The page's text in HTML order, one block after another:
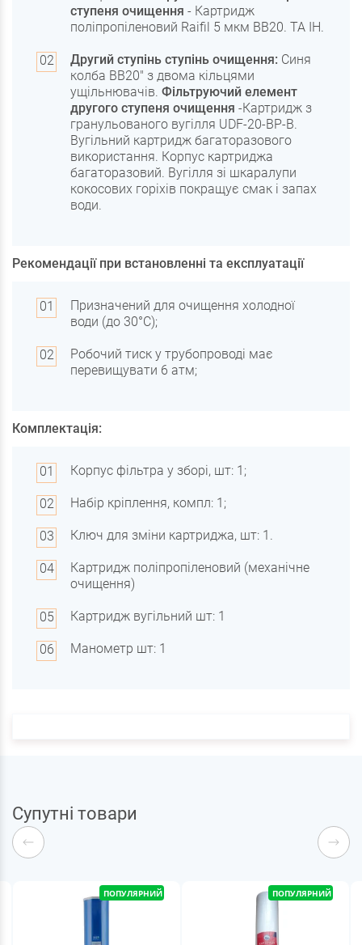
ступеня очищення - Картридж
поліпропіленовий Raifil 5 мкм BB20. ТА ІН.
Другий ступінь ступінь очищення: Синя
колба ВВ20" з двома кільцями
ущільнювачів. Фільтруючий елемент
другого ступеня очищення -Картридж з
гранульованого вугілля UDF-20-BP-B.
Вугільний картридж багаторазового
використання. Корпус картриджа
багаторазовий. Вугілля зі шкаралупи
кокосових горіхів покращує смак і запах
води.
Рекомендації при встановленні та експлуатації
Призначений для очищення холодної
води (до 30°С);
Робочий тиск у трубопроводі має
перевищувати 6 атм;
Комплектація:
Корпус фільтра у зборі, шт: 1;
Набір кріплення, компл: 1;
Ключ для зміни картриджа, шт: 1.
Картридж поліпропіленовий (механічне
очищення)
Картридж вугільний шт: 1
Манометр шт: 1
Супутні товари
ПОПУЛЯРНИЙ ПОПУЛЯРНИЙ